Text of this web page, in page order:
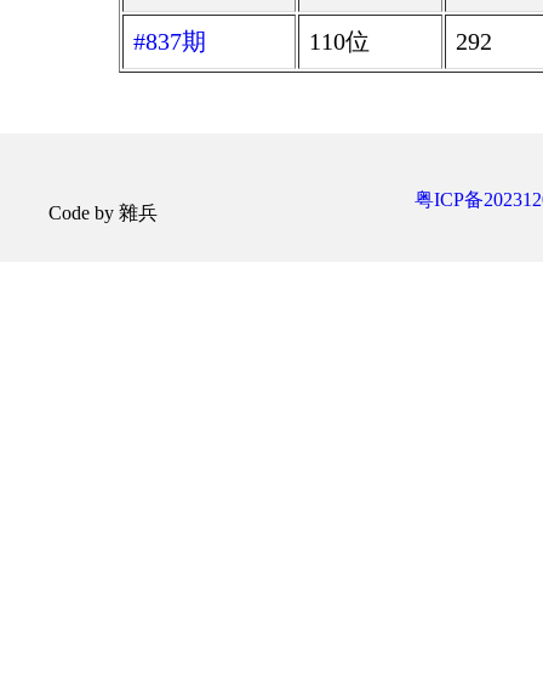
#837期 110位 292
Code by 雜兵
粤ICP备